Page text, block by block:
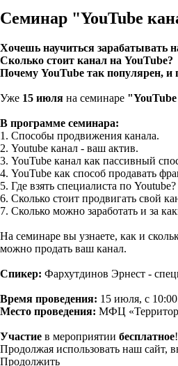
Семинар "YouTube
Хочешь научиться зарабатывать
Сколько стоит канал на YouTube?
Почему YouTube так популярен, и
Уже 15 июля на семинаре "YouTube
В программе семинара:
1. Способы продвижения канала.
2. Youtube канал - ваш актив.
3. YouTube канал как пассивный
4. YouTube как способ продавать
5. Где взять специалиста по Youtube?
6. Сколько стоит продвигать свой
7. Сколько можно заработать и за
На семинаре вы узнаете, как и
можно продать ваш канал.
Спикер: Фархутдинов Эрнест -
Время проведения: 15 июля, с
Место проведения: МФЦ
Участие в мероприятии бесплатное
Продолжая использовать наш сайт,
Продолжить